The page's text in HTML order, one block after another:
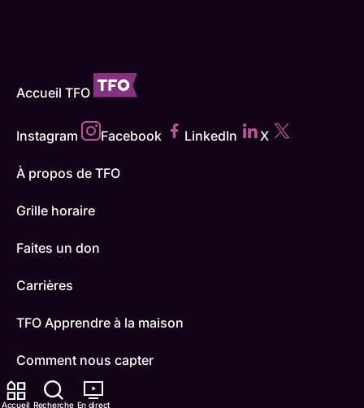
Accueil Recherche En direct
Accueil TFO
Instagram Facebook LinkedIn X
À propos de TFO
Grille horaire
Faites un don
Carrières
TFO Apprendre à la maison
Comment nous capter
Contactez-nous